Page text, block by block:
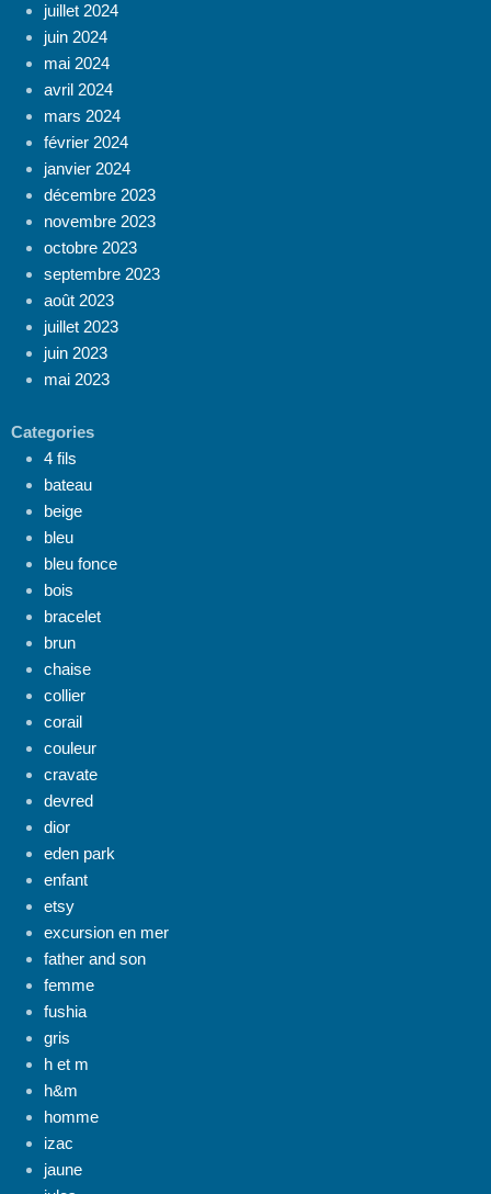
juillet 2024
juin 2024
mai 2024
avril 2024
mars 2024
février 2024
janvier 2024
décembre 2023
novembre 2023
octobre 2023
septembre 2023
août 2023
juillet 2023
juin 2023
mai 2023
Categories
4 fils
bateau
beige
bleu
bleu fonce
bois
bracelet
brun
chaise
collier
corail
couleur
cravate
devred
dior
eden park
enfant
etsy
excursion en mer
father and son
femme
fushia
gris
h et m
h&m
homme
izac
jaune